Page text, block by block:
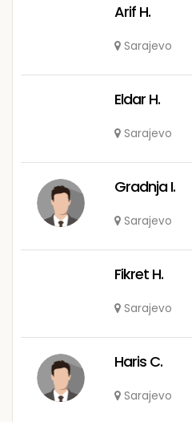
Arif H.
Sarajevo
Eldar H.
Sarajevo
Gradnja I.
Sarajevo
Fikret H.
Sarajevo
Haris C.
Sarajevo